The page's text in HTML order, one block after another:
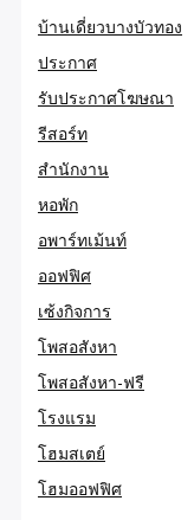
บ้านเดี่ยวบางบัวทอง
ประกาศ
รับประกาศโฆษณา
รีสอร์ท
สำนักงาน
หอพัก
อพาร์ทเม้นท์
ออฟฟิศ
เซ้งกิจการ
โพสอสังหา
โพสอสังหา-ฟรี
โรงแรม
โฮมสเตย์
โฮมออฟฟิศ